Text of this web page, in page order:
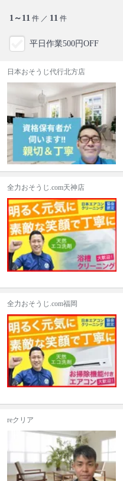
1～11 件 ／ 11 件
平日作業500円OFF
日本おそうじ代行北方店
全力おそうじ.com天神店
全力おそうじ.com福岡
reクリア